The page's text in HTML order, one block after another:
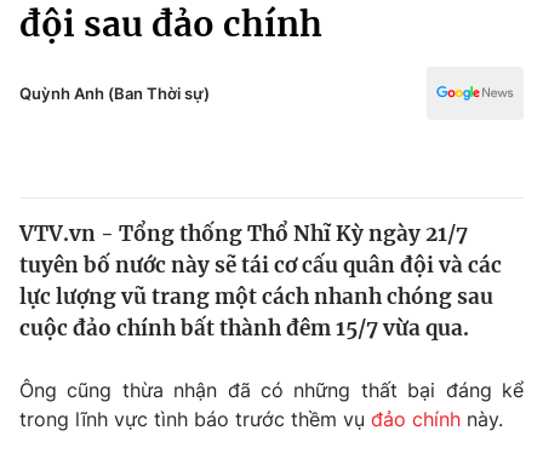
Chính trị
Thế giới
Tin tức
Thế giới đó đây
Câu chuyện quốc tế
Tài chính
Dữ liệu và đời sống
Truyền hình
Y tế
đội sau đảo chính
Quỳnh Anh (Ban Thời sự)
VTV.vn - Tổng thống Thổ Nhĩ Kỳ ngày 21/7
tuyên bố nước này sẽ tái cơ cấu quân đội và các
lực lượng vũ trang một cách nhanh chóng sau
cuộc đảo chính bất thành đêm 15/7 vừa qua.
Ông cũng thừa nhận đã có những thất bại đáng kể
trong lĩnh vực tình báo trước thềm vụ đảo chính này.